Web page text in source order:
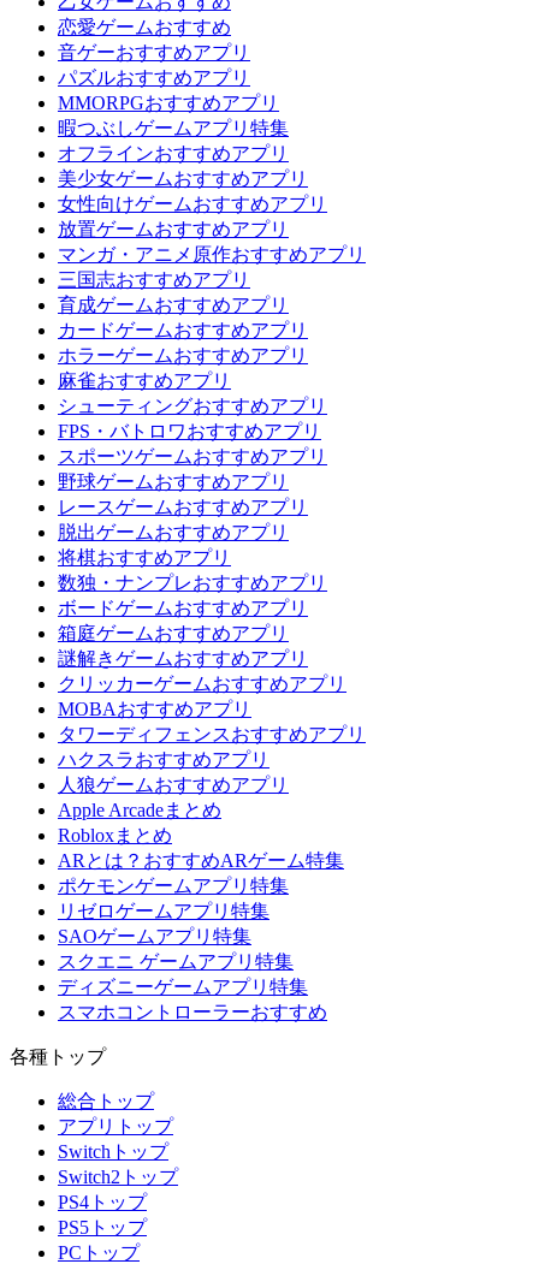
恋愛ゲームおすすめ
音ゲーおすすめアプリ
パズルおすすめアプリ
MMORPGおすすめアプリ
暇つぶしゲームアプリ特集
オフラインおすすめアプリ
美少女ゲームおすすめアプリ
女性向けゲームおすすめアプリ
放置ゲームおすすめアプリ
マンガ・アニメ原作おすすめアプリ
三国志おすすめアプリ
育成ゲームおすすめアプリ
カードゲームおすすめアプリ
ホラーゲームおすすめアプリ
麻雀おすすめアプリ
シューティングおすすめアプリ
FPS・バトロワおすすめアプリ
スポーツゲームおすすめアプリ
野球ゲームおすすめアプリ
レースゲームおすすめアプリ
脱出ゲームおすすめアプリ
将棋おすすめアプリ
数独・ナンプレおすすめアプリ
ボードゲームおすすめアプリ
箱庭ゲームおすすめアプリ
謎解きゲームおすすめアプリ
クリッカーゲームおすすめアプリ
MOBAおすすめアプリ
タワーディフェンスおすすめアプリ
ハクスラおすすめアプリ
人狼ゲームおすすめアプリ
Apple Arcadeまとめ
Robloxまとめ
ARとは？おすすめARゲーム特集
ポケモンゲームアプリ特集
リゼロゲームアプリ特集
SAOゲームアプリ特集
スクエニ ゲームアプリ特集
ディズニーゲームアプリ特集
スマホコントローラーおすすめ
各種トップ
総合トップ
アプリトップ
Switchトップ
Switch2トップ
PS4トップ
PS5トップ
PCトップ